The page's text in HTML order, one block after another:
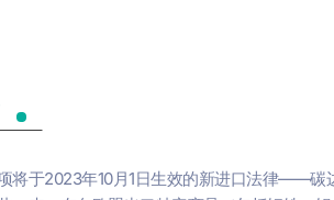
将于2023年10月1日生效的新进口法律——